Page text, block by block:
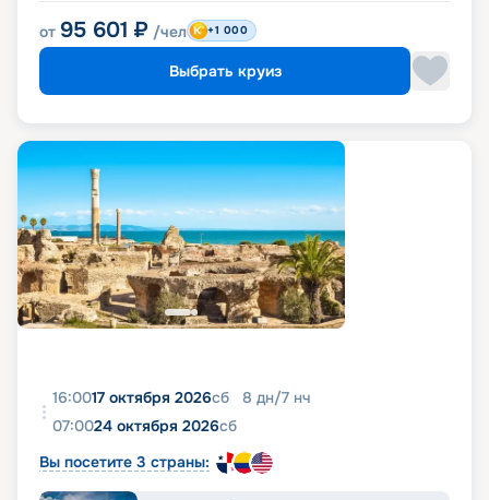
от 95 601 ₽ /чел +1 000
Выбрать круиз
16:0017 октября 2026сб 8 дн/7 нч
07:0024 октября 2026сб
Вы посетите 3 страны: